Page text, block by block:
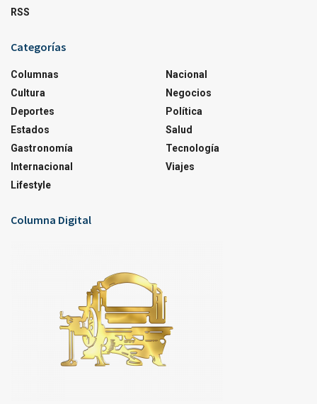
RSS
Categorías
Columnas
Cultura
Deportes
Estados
Gastronomía
Internacional
Lifestyle
Nacional
Negocios
Política
Salud
Tecnología
Viajes
Columna Digital